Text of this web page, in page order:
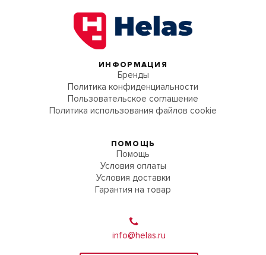
ИНФОРМАЦИЯ
Бренды
Политика конфиденциальности
Пользовательское соглашение
Политика использования файлов cookie
ПОМОЩЬ
Помощь
Условия оплаты
Условия доставки
Гарантия на товар
info@helas.ru